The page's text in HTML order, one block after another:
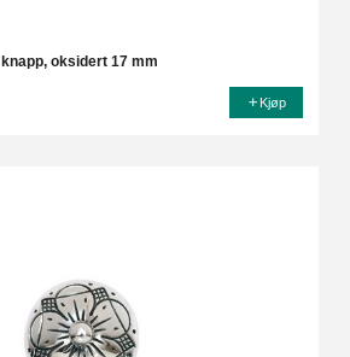
knapp, oksidert 17 mm
Kjøp